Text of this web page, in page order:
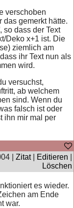
verschoben
das gemerkt hätte.
so dass der Text
Deko x+1 ist. Die
ziemlich am
ihr Text nun als
wird.
versuchst,
ab welchem
sind. Wenn du
falsch ist oder
ihn mir mal per
| Zitat| Editieren
Löschen
es wieder.
am Ende
war.